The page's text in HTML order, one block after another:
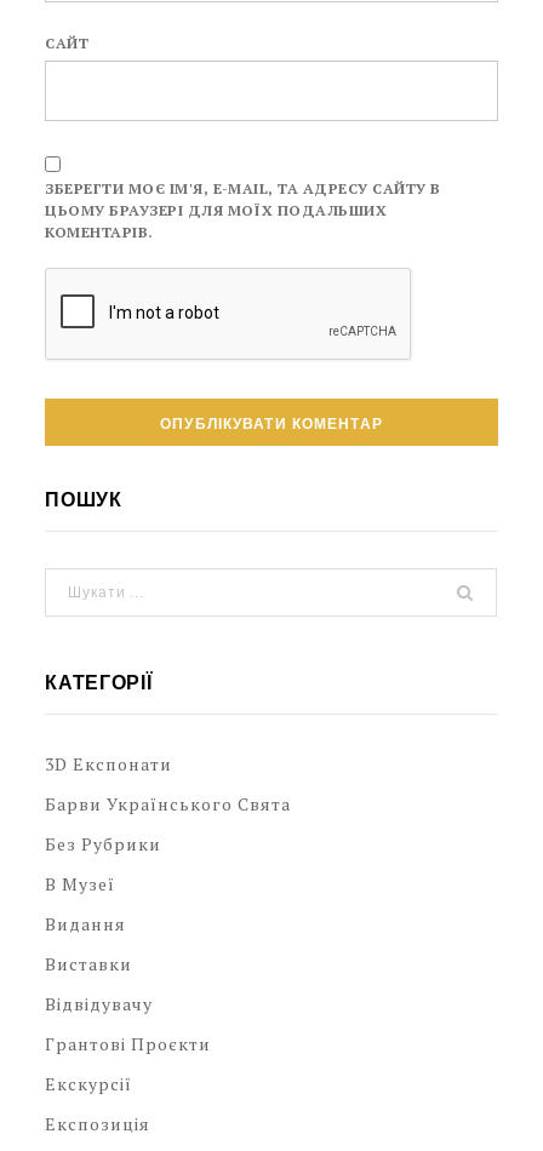
САЙТ
ЗБЕРЕГТИ МОЄ ІМ'Я, E-MAIL, ТА АДРЕСУ САЙТУ В
ЦЬОМУ БРАУЗЕРІ ДЛЯ МОЇХ ПОДАЛЬШИХ
КОМЕНТАРІВ.
ПОШУК
КАТЕГОРІЇ
3D Експонати
Барви Українського Свята
Без Рубрики
В Музеї
Видання
Виставки
Відвідувачу
Грантові Проєкти
Екскурсії
Експозиція